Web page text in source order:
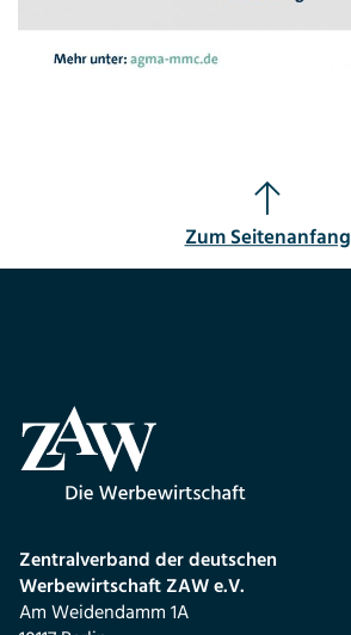
Zum Seitenanfang
Zentralverband der deutschen
Werbewirtschaft ZAW e.V.
Am Weidendamm 1A